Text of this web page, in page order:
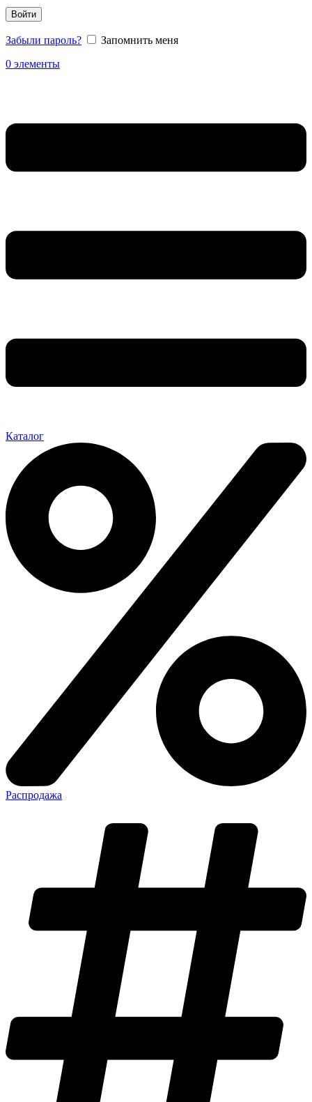
Войти
Забыли пароль?
Запомнить меня
0 элементы
Каталог
Распродажа